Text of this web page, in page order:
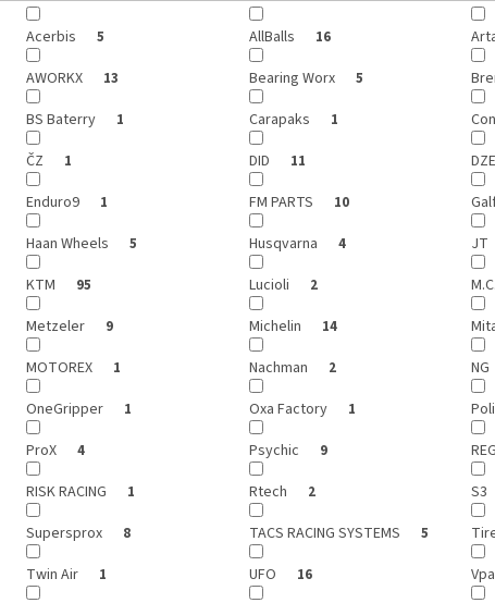
Acerbis 5 AllBalls 16
AWORKX 13 Bearing Worx 5
BS Baterry 1 Carapaks 1
ČZ 1 DID 11 DZE
Enduro9 1 FM PARTS 10
Haan Wheels 5 Husqvarna 4 JT
KTM 95 Lucioli 2 M.C.
Metzeler 9 Michelin 14
MOTOREX 1 Nachman 2 NG
OneGripper 1 Oxa Factory 1
ProX 4 Psychic 9
RISK RACING 1 Rtech 2 S3
Supersprox 8 TACS RACING SYSTEMS 5
Twin Air 1 UFO 16